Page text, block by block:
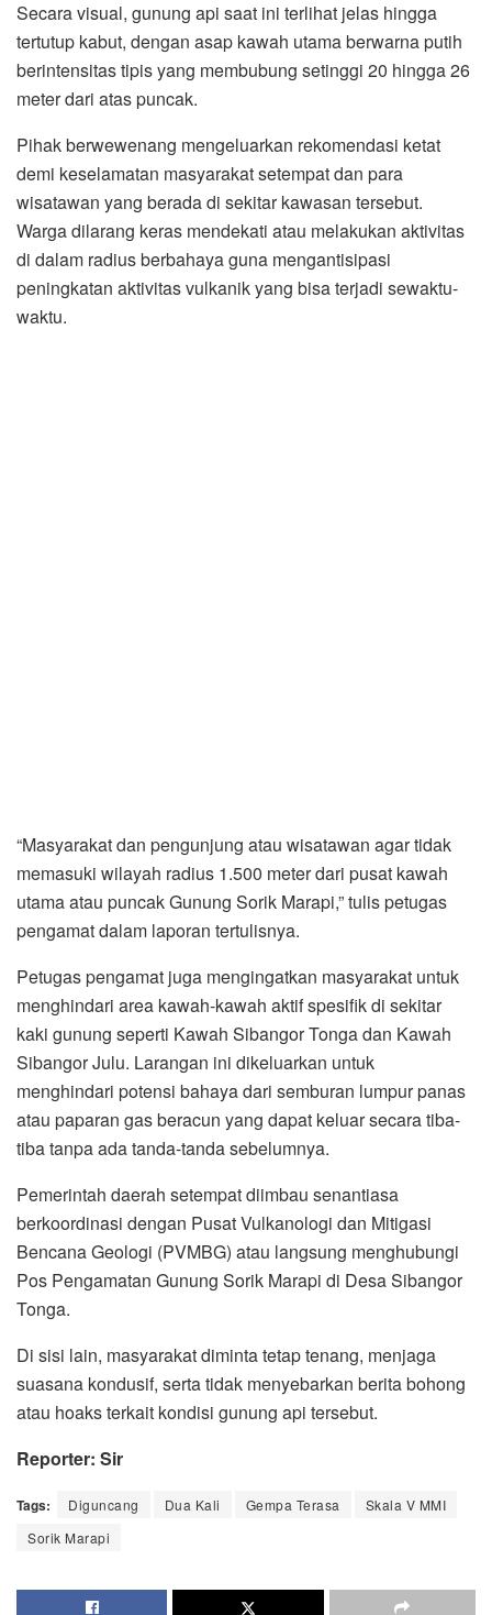
Secara visual, gunung api saat ini terlihat jelas hingga
tertutup kabut, dengan asap kawah utama berwarna putih
berintensitas tipis yang membubung setinggi 20 hingga 26
meter dari atas puncak.
Pihak berwewenang mengeluarkan rekomendasi ketat
demi keselamatan masyarakat setempat dan para
wisatawan yang berada di sekitar kawasan tersebut.
Warga dilarang keras mendekati atau melakukan aktivitas
di dalam radius berbahaya guna mengantisipasi
peningkatan aktivitas vulkanik yang bisa terjadi sewaktu-
waktu.
“Masyarakat dan pengunjung atau wisatawan agar tidak
memasuki wilayah radius 1.500 meter dari pusat kawah
utama atau puncak Gunung Sorik Marapi,” tulis petugas
pengamat dalam laporan tertulisnya.
Petugas pengamat juga mengingatkan masyarakat untuk
menghindari area kawah-kawah aktif spesifik di sekitar
kaki gunung seperti Kawah Sibangor Tonga dan Kawah
Sibangor Julu. Larangan ini dikeluarkan untuk
menghindari potensi bahaya dari semburan lumpur panas
atau paparan gas beracun yang dapat keluar secara tiba-
tiba tanpa ada tanda-tanda sebelumnya.
Pemerintah daerah setempat diimbau senantiasa
berkoordinasi dengan Pusat Vulkanologi dan Mitigasi
Bencana Geologi (PVMBG) atau langsung menghubungi
Pos Pengamatan Gunung Sorik Marapi di Desa Sibangor
Tonga.
Di sisi lain, masyarakat diminta tetap tenang, menjaga
suasana kondusif, serta tidak menyebarkan berita bohong
atau hoaks terkait kondisi gunung api tersebut.
Reporter: Sir
Tags: Diguncang Dua Kali Gempa Terasa
Skala V MMI
Sorik Marapi